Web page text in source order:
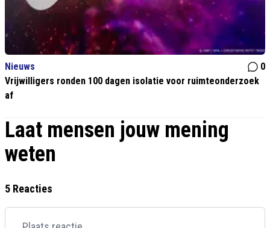
Nieuws
0
Vrijwilligers ronden 100 dagen isolatie voor ruimteonderzoek
af
Laat mensen jouw mening
weten
5 Reacties